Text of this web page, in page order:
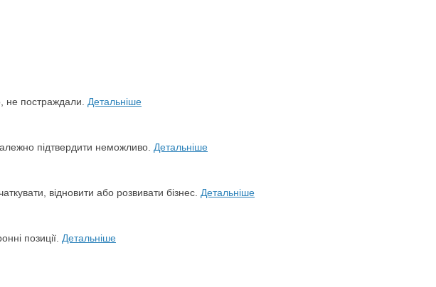
не постраждали. Детальніше
підтвердити неможливо. Детальніше
відновити або розвивати бізнес. Детальніше
позиції. Детальніше